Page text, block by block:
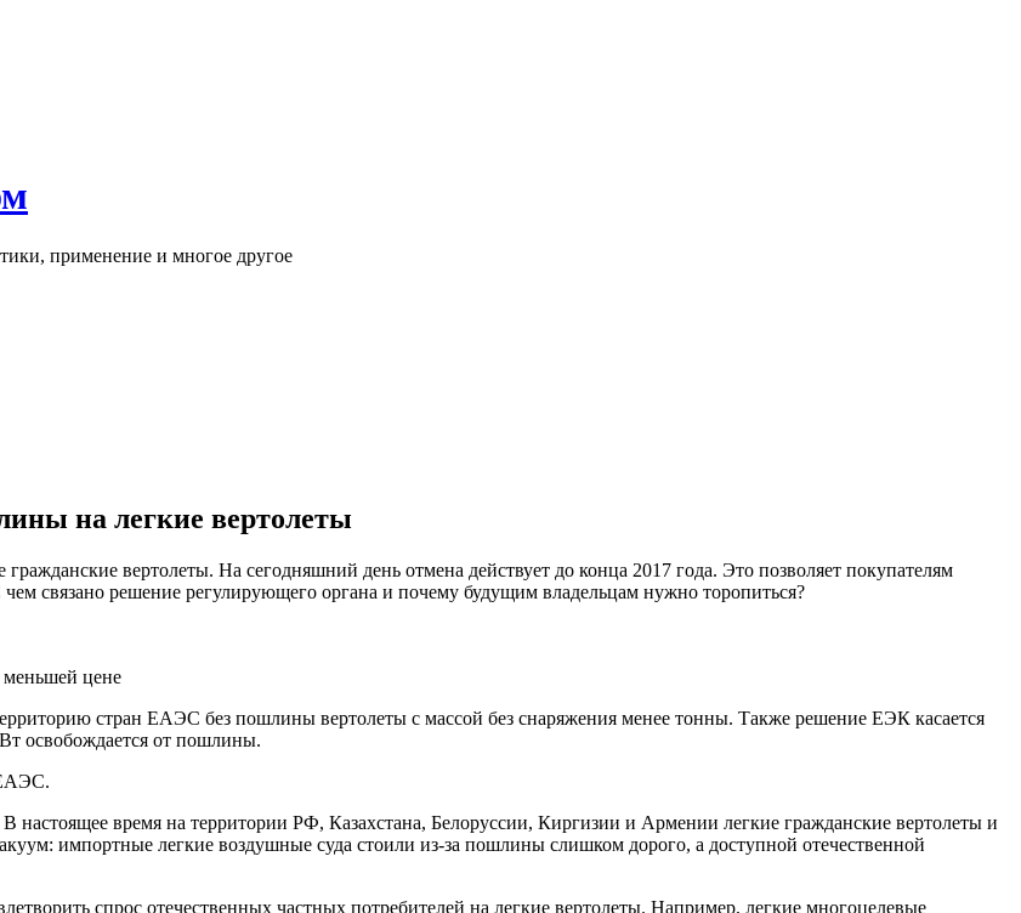
применение и многое другое
на легкие вертолеты
вертолеты. На сегодняшний день отмена действует до конца 2017 года. Это позволяет покупателям
связано решение регулирующего органа и почему будущим владельцам нужно торопиться?
цене
стран ЕАЭС без пошлины вертолеты с массой без снаряжения менее тонны. Также решение ЕЭК касается
освобождается от пошлины.
время на территории РФ, Казахстана, Белоруссии, Киргизии и Армении легкие гражданские вертолеты и
импортные легкие воздушные суда стоили из-за пошлины слишком дорого, а доступной отечественной
спрос отечественных частных потребителей на легкие вертолеты. Например, легкие многоцелевые